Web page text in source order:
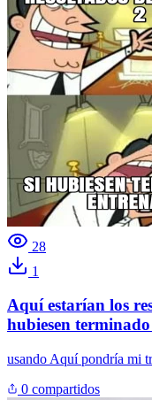
28
1
Aquí estarían los
hubiesen
usando Aquí pondría mi
0 compartidos